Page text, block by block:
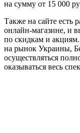
на сумму от 15 000
Также на сайте есть
онлайн-магазине, и
по скидкам и
на рынок Украины,
осуществляться
оказываться весь